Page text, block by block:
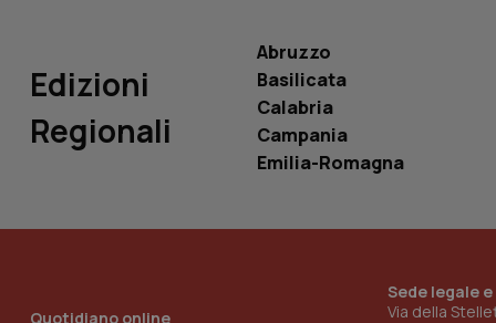
Edizioni
Regionali
Abruzzo
Basilicata
Calabria
Campania
Emilia-Romagna
Quotidiano online
Sede legale
Via della
_ga_KM60CM4NPH